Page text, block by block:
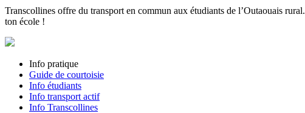
Transcollines offre du transport en commun aux étudiants de l’Outaouais rural.
ton école !
Info pratique
Guide de courtoisie
Info étudiants
Info transport actif
Info Transcollines